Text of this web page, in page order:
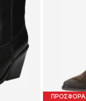
ΠΡΟΣΦΟΡΑ